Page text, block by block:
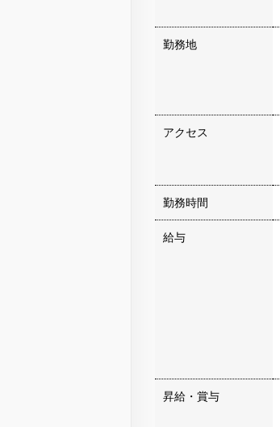
勤務地
アクセス
勤務時間
給与
昇給・賞与